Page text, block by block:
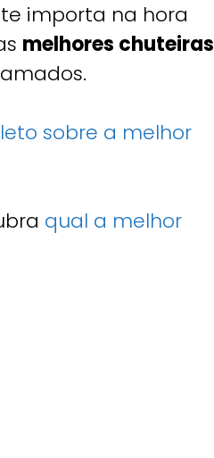
importa na hora
melhores chuteiras
sobre a melhor
qual a melhor